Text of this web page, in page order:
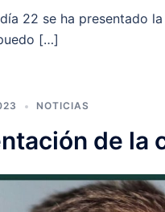
22 se ha presentado
[…]
NOTICIAS
de la